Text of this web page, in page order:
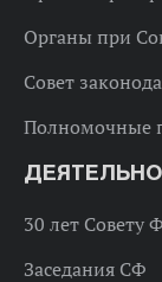
Органы при
Совет
Полномочные
30 лет Совету
Заседания СФ